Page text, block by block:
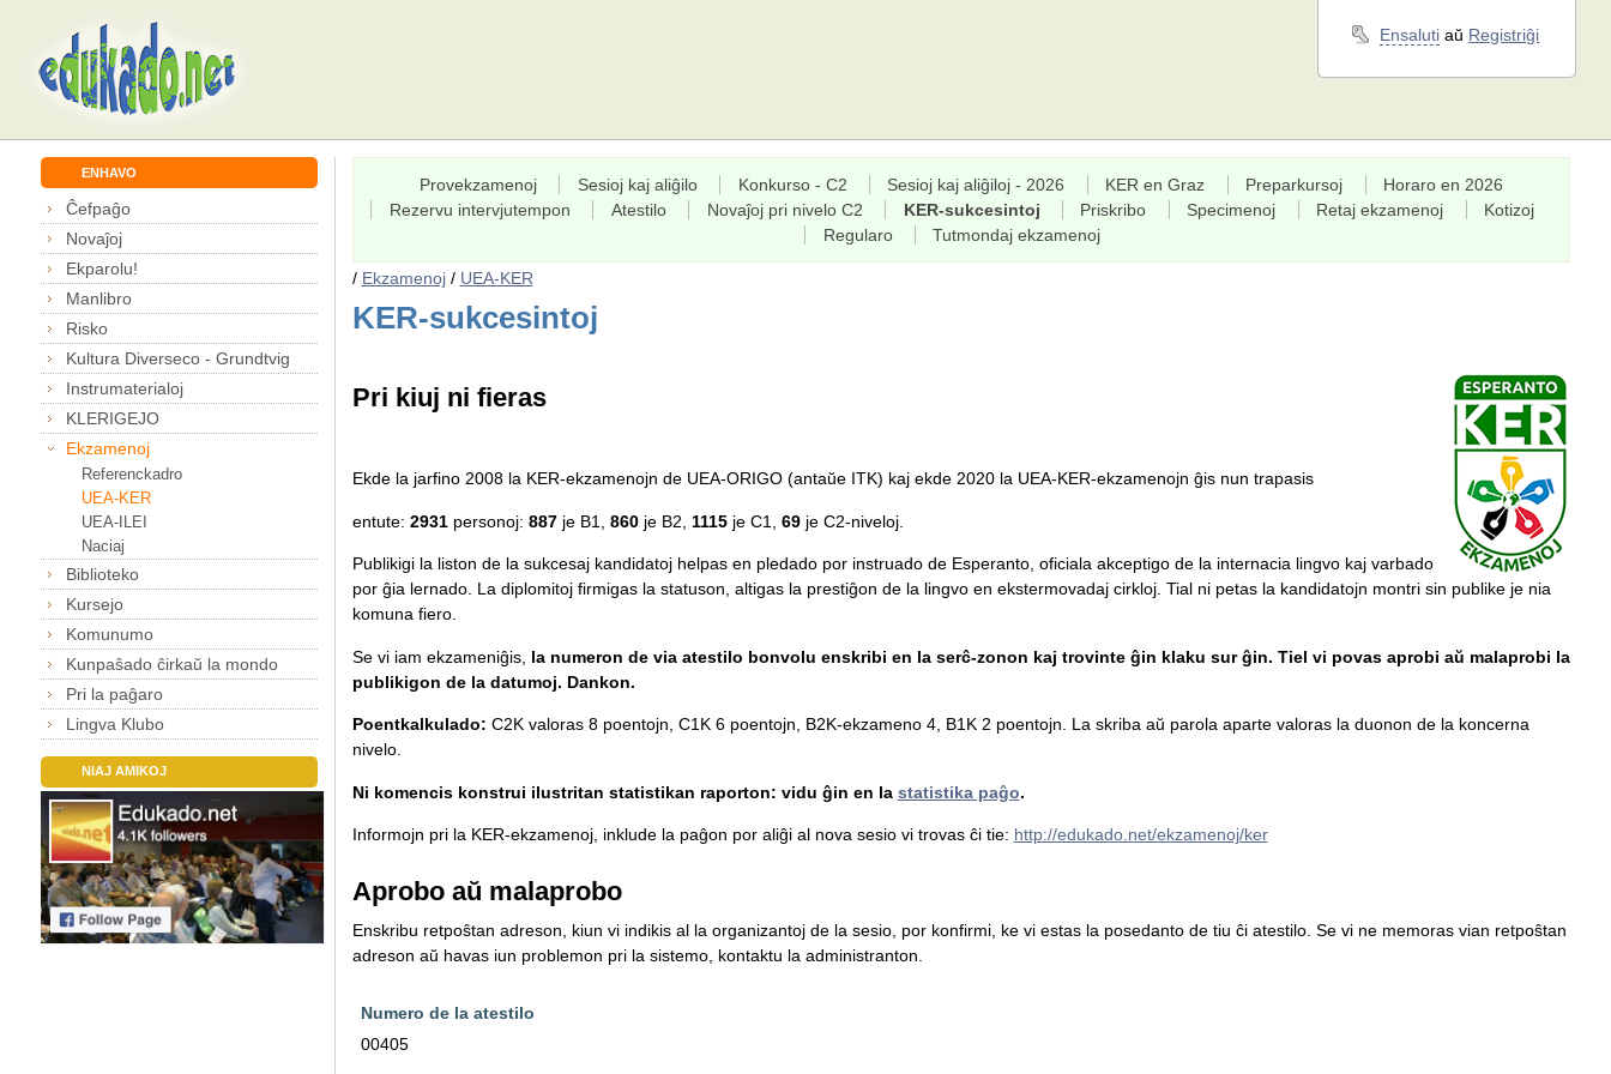
Ensaluti aŭ Registriĝi
ENHAVO
Ĉefpaĝo
Novaĵoj
Ekparolu!
Manlibro
Risko
Kultura Diverseco - Grundtvig
Instrumaterialoj
KLERIGEJO
Ekzamenoj
Referenckadro
UEA-KER
UEA-ILEI
Naciaj
Biblioteko
Kursejo
Komunumo
Kunpaŝado ĉirkaŭ la mondo
Pri la paĝaro
Lingva Klubo
NIAJ AMIKOJ
Provekzamenoj Sesioj kaj aliĝilo Konkurso - C2 Sesioj kaj aliĝiloj - 2026 KER en Graz Preparkursoj
Horaro en 2026
Rezervu intervjutempon
Atestilo Novaĵoj pri nivelo C2 KER-sukcesintoj Priskribo Specimenoj Retaj ekzamenoj
Kotizoj
Regularo
Tutmondaj ekzamenoj
/ Ekzamenoj/ UEA-KER
KER-sukcesintoj
Pri kiuj ni fieras
Ekde la jarfino 2008 la KER-ekzamenojn de UEA-ORIGO (antaŭe ITK) kaj ekde 2020 la UEA-KER-ekzamenojn ĝis nun trapasis
entute: 2931personoj: 887je B1, 860je B2, 1115je C1, 69je C2-niveloj.
Publikigi la liston de la sukcesaj kandidatoj helpas en pledado por instruado de Esperanto, oficiala akceptigo de la internacia lingvo kaj varbado
por ĝia lernado. La diplomitoj firmigas la statuson, altigas la prestiĝon de la lingvo en ekstermovadaj cirkloj. Tial ni petas la kandidatojn montri sin publike je nia
komuna fiero.
Se vi iam ekzameniĝis, la numeron de via atestilo bonvolu enskribi en la serĉ-zonon kaj trovinte ĝin klaku sur ĝin. Tiel vi povas aprobi aŭ malaprobi la
publikigon de la datumoj. Dankon.
Poentkalkulado: C2K valoras 8 poentojn, C1K 6 poentojn, B2K-ekzameno 4, B1K 2 poentojn. La skriba aŭ parola aparte valoras la duonon de la koncerna
nivelo.
Ni komencis konstrui ilustritan statistikan raporton: vidu ĝin en la statistika paĝo.
Informojn pri la KER-ekzamenoj, inklude la paĝon por aliĝi al nova sesio vi trovas ĉi tie: http://edukado.net/ekzamenoj/ker
Aprobo aŭ malaprobo
Enskribu retpoŝtan adreson, kiun vi indikis al la organizantoj de la sesio, por konfirmi, ke vi estas la posedanto de tiu ĉi atestilo. Se vi ne memoras vian retpoŝtan
adreson aŭ havas iun problemon pri la sistemo, kontaktu la administranton.
Numero de la atestilo
00405